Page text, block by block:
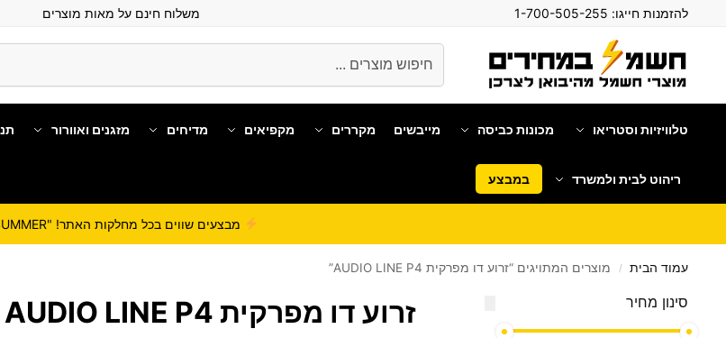
להזמנות חייגו: משלוח חינם על מאות מוצרים
טלוויזיות וסטריאו מכונות כביסה מייבשים מקררים מקפיאים מדיחים מזגנים ואוורור
ריהוט לבית ולמשרד במבצע
מבצעים שווים בכל מחלקות האתר! "SUMMER"
עמוד הבית / מוצרים המתויגים “זרוע דו מפרקית AUDIO LINE P4”
זרוע דו מפרקית AUDIO LINE P4 סינון מחיר